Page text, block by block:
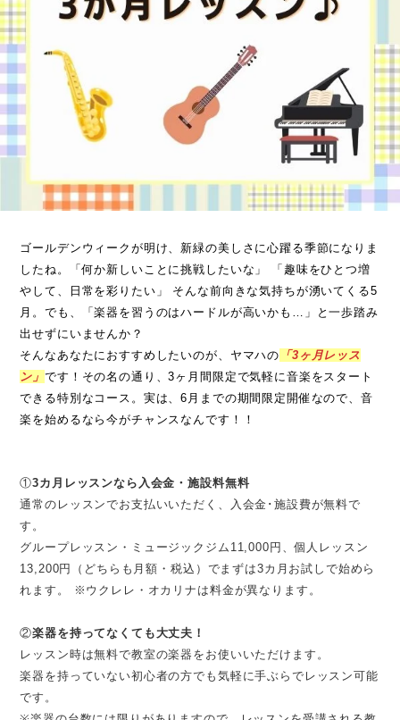
ゴールデンウィークが明け、新緑の美しさに心躍る季節になりま
したね。「何か新しいことに挑戦したいな」 「趣味をひとつ増
やして、日常を彩りたい」 そんな前向きな気持ちが湧いてくる5
月。でも、「楽器を習うのはハードルが高いかも…」と一歩踏み
出せずにいませんか？
そんなあなたにおすすめしたいのが、ヤマハの 「3ヶ月レッス
ン」です！その名の通り、3ヶ月間限定で気軽に音楽をスタート
できる特別なコース。実は、6月までの期間限定開催なので、音
楽を始めるなら今がチャンスなんです！！
①3カ月レッスンなら入会金・施設料無料
通常のレッスンでお支払いいただく、入会金･施設費が無料で
す。
グループレッスン・ミュージックジム11,000円、個人レッスン
13,200円（どちらも月額・税込）でまずは3カ月お試しで始めら
れます。 ※ウクレレ・オカリナは料金が異なります。
②楽器を持ってなくても大丈夫！
レッスン時は無料で教室の楽器をお使いいただけます。
楽器を持っていない初心者の方でも気軽に手ぶらでレッスン可能
です。